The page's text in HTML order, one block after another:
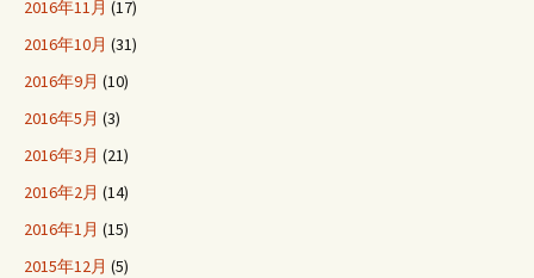
2016年11月 (17)
2016年10月 (31)
2016年9月 (10)
2016年5月 (3)
2016年3月 (21)
2016年2月 (14)
2016年1月 (15)
2015年12月 (5)